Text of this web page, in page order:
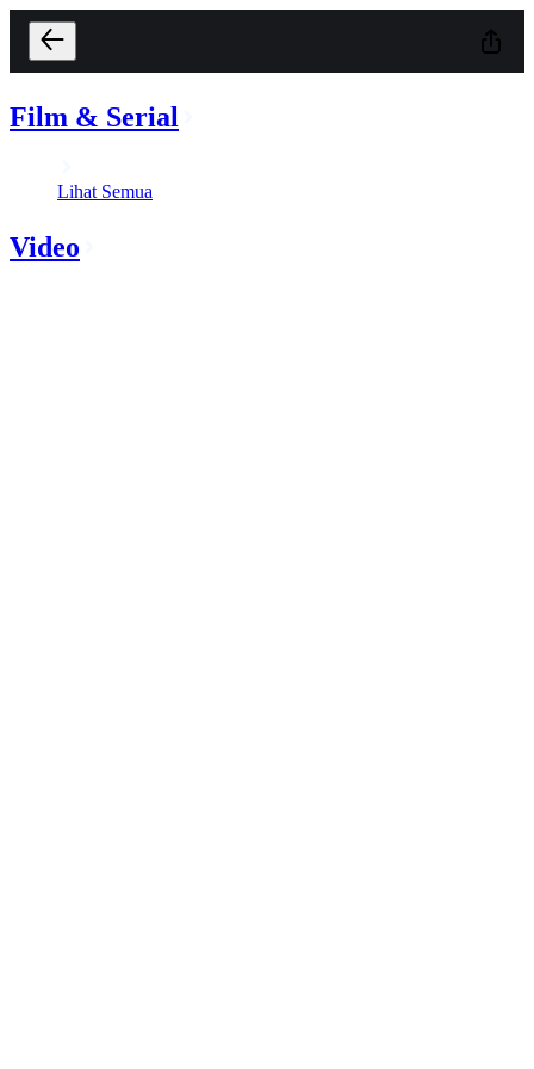
Film & Serial
Lihat Semua
Video